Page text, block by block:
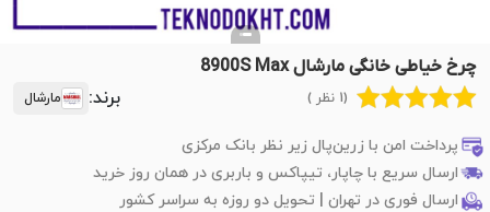
چرخ خیاطی خانگی مارشال 8900S Max
(1 نظر ) برند: مارشال
پرداخت امن با زرین‌پال زیر نظر بانک مرکزی
ارسال سریع با چاپار، تیپاکس و باربری در همان روز خرید
ارسال فوری در تهران | تحویل دو روزه به سراسر کشور